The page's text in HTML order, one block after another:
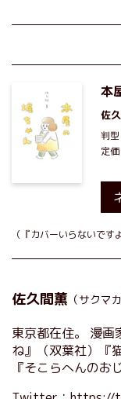
本
佐
判
定
（『カバーいらないです
佐久間薫 （サクマ
東京都在住。 漫画
ね』（双葉社）『
『そこらへんのお